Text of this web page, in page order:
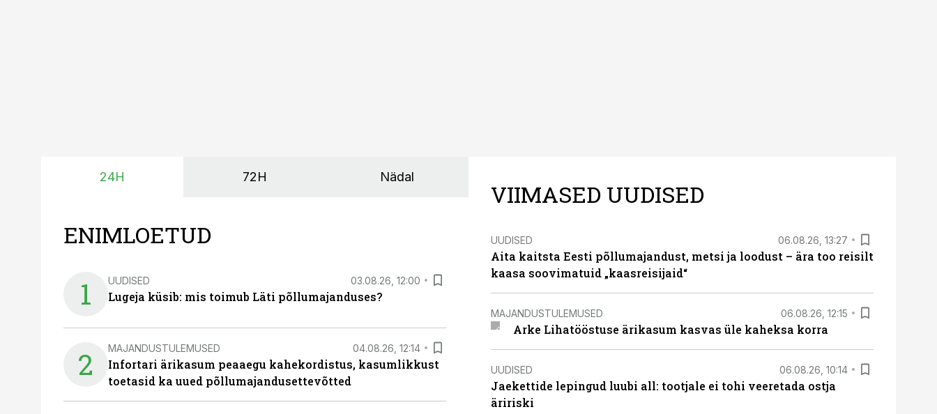
24H 72H Nädal
ENIMLOETUD
1 UUDISED 03.08.26, 12:00
Lugeja küsib: mis toimub Läti põllumajanduses?
2 MAJANDUSTULEMUSED 04.08.26, 12:14
Infortari ärikasum peaaegu kahekordistus, kasumlikkust
toetasid ka uued põllumajandusettevõtted
VIIMASED UUDISED
UUDISED 06.08.26, 13:27
Aita kaitsta Eesti põllumajandust, metsi ja loodust – ära too reisilt
kaasa soovimatuid „kaasreisijaid“
MAJANDUSTULEMUSED 06.08.26, 12:15
Arke Lihatööstuse ärikasum kasvas üle kaheksa korra
UUDISED 06.08.26, 10:14
Jaekettide lepingud luubi all: tootjale ei tohi veeretada ostja
äririski